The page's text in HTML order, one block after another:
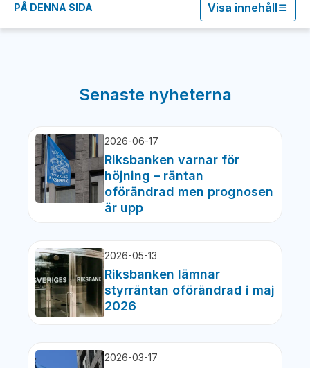
PÅ DENNA SIDA Visa innehåll
Senaste nyheterna
2026-06-17
Riksbanken varnar för
höjning – räntan
oförändrad men prognosen
är upp
2026-05-13
Riksbanken lämnar
styrräntan oförändrad i maj
2026
2026-03-17